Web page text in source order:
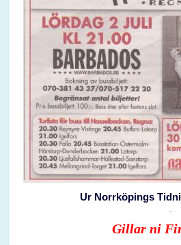
Ur Norrköpings
Gillar ni